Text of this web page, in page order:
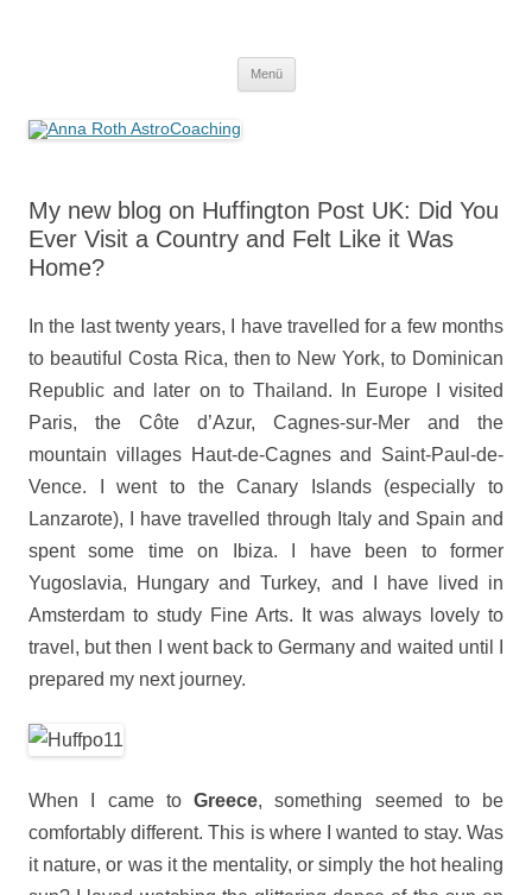
Menü
My new blog on Huffington Post UK: Did You
Ever Visit a Country and Felt Like it Was
Home?
In the last twenty years, I have travelled for a few months
to beautiful Costa Rica, then to New York, to Dominican
Republic and later on to Thailand. In Europe I visited
Paris, the Côte d’Azur, Cagnes-sur-Mer and the
mountain villages Haut-de-Cagnes and Saint-Paul-de-
Vence. I went to the Canary Islands (especially to
Lanzarote), I have travelled through Italy and Spain and
spent some time on Ibiza. I have been to former
Yugoslavia, Hungary and Turkey, and I have lived in
Amsterdam to study Fine Arts. It was always lovely to
travel, but then I went back to Germany and waited until I
prepared my next journey.
When I came to Greece, something seemed to be
comfortably different. This is where I wanted to stay. Was
it nature, or was it the mentality, or simply the hot healing